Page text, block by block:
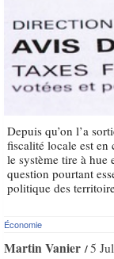
Depuis qu’on l’a
fiscalité locale est en
le système tire à hue
question pourtant
politique des
Économie
Martin Vanier 5